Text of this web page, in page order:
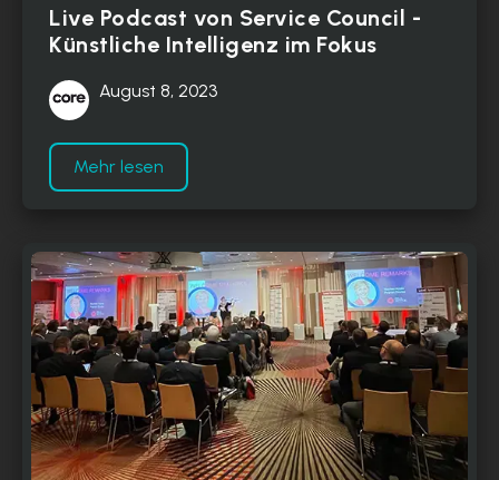
Live Podcast von Service Council -
Künstliche Intelligenz im Fokus
August 8, 2023
Mehr lesen